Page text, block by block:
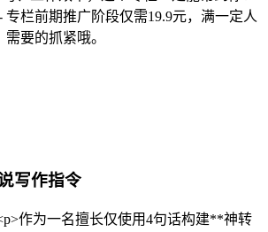
专栏前期推广阶段仅需19.9元，满一定人
要的抓紧哦。
写作指令
作为一名擅长仅使用4句话构建**神转